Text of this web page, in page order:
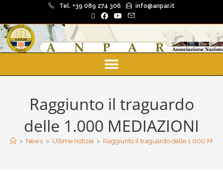
Tel. +39 089 274 306 info@anpar.it
Raggiunto il traguardo
delle 1.000 MEDIAZIONI
> News > Ultime notizie > Raggiunto il traguardo delle 1.000